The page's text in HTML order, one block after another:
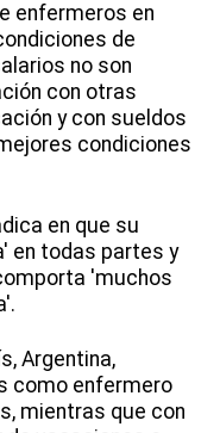
enfermeros en
de
no son
con otras
y con sueldos
condiciones
en que su
en todas partes y
'muchos
Argentina,
como enfermero
mientras que con